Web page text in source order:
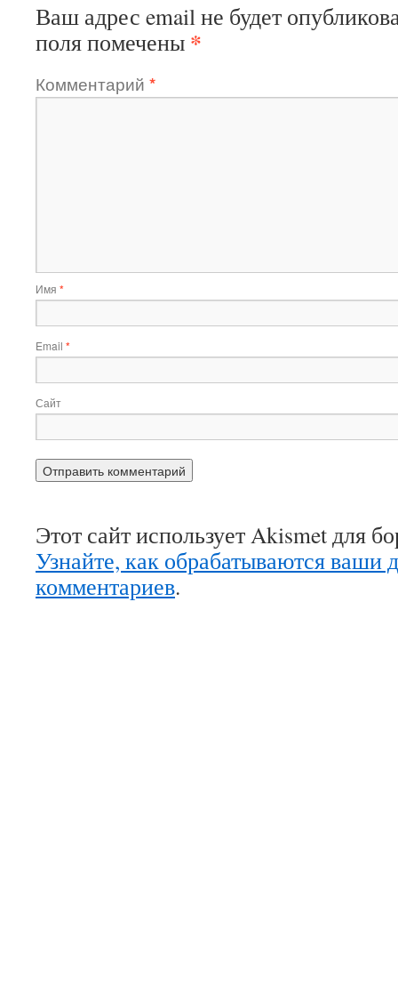
Ваш адрес email не будет
поля помечены *
Комментарий *
Имя *
Email *
Сайт
Этот сайт использует Akismet для
Узнайте, как обрабатываются ваши
комментариев.